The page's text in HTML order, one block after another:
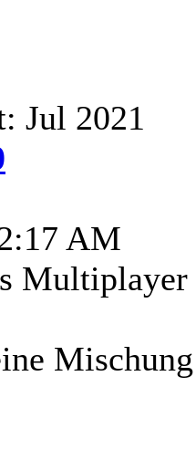
Jul 2021
AM